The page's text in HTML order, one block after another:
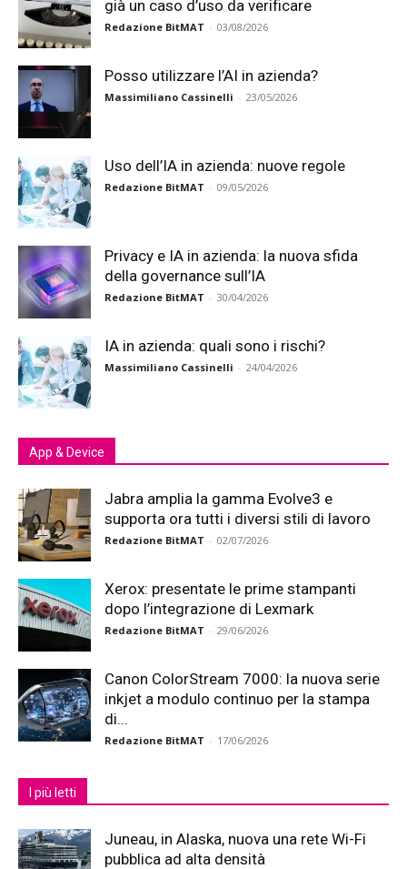
già un caso d’uso da verificare
Redazione BitMAT - 03/08/2026
Posso utilizzare l’AI in azienda?
Massimiliano Cassinelli - 23/05/2026
Uso dell’IA in azienda: nuove regole
Redazione BitMAT - 09/05/2026
Privacy e IA in azienda: la nuova sfida
della governance sull’IA
Redazione BitMAT - 30/04/2026
IA in azienda: quali sono i rischi?
Massimiliano Cassinelli - 24/04/2026
App & Device
Jabra amplia la gamma Evolve3 e
supporta ora tutti i diversi stili di lavoro
Redazione BitMAT - 02/07/2026
Xerox: presentate le prime stampanti
dopo l’integrazione di Lexmark
Redazione BitMAT - 29/06/2026
Canon ColorStream 7000: la nuova serie
inkjet a modulo continuo per la stampa
di...
Redazione BitMAT - 17/06/2026
I più letti
Juneau, in Alaska, nuova una rete Wi-Fi
pubblica ad alta densità